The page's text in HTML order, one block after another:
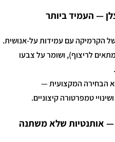
— העמיד ביותר
הקרמיקה עם עמידות על-אנושית.
לריצוף), ושומר על צבעו
הבחירה המקצועית —
טמפרטורה קיצוניים.